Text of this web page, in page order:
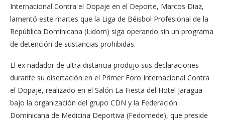
Internacional Contra el Dopaje en el Deporte, Marcos Diaz,
lamentó este martes que la Liga de Béisbol Profesional de la
República Dominicana (Lidom) siga operando sin un programa
de detención de sustancias prohibidas.
El ex nadador de ultra distancia produjo sus declaraciones
durante su disertación en el Primer Foro Internacional Contra
el Dopaje, realizado en el Salón La Fiesta del Hotel Jaragua
bajo la organización del grupo CDN y la Federación
Dominicana de Medicina Deportiva (Fedomede), que preside